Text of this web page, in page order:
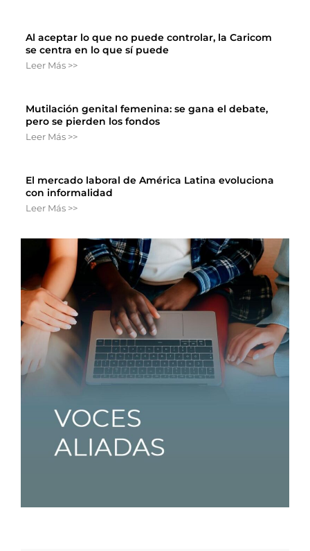
Al aceptar lo que no puede controlar, la Caricom
se centra en lo que sí puede
Leer Más >>
Mutilación genital femenina: se gana el debate,
pero se pierden los fondos
Leer Más >>
El mercado laboral de América Latina evoluciona
con informalidad
Leer Más >>